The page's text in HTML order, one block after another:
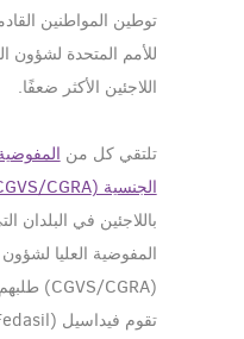
توطين المواطنين
اللاجئين الأكثر ضعفًا.
تلتقي كل من
الجنسية (CGVS/CGRA)
باللاجئين في البلدان
المفوضية العليا
(CGVS/CGRA) طلبهم للحصول على